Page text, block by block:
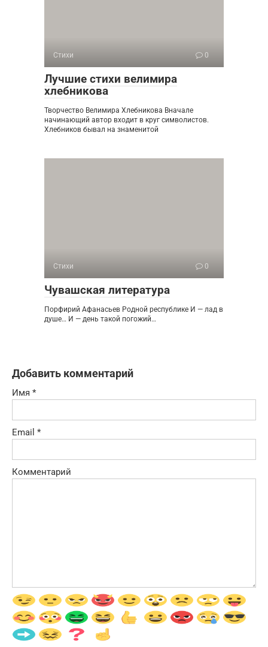
Стихи 0
Лучшие стихи велимира
хлебникова
Творчество Велимира Хлебникова Вначале
начинающий автор входит в круг символистов.
Хлебников бывал на знаменитой
Стихи 0
Чувашская литература
Порфирий Афанасьев Родной республике И — лад в
душе… И — день такой погожий…
Добавить комментарий
Имя *
Email *
Комментарий